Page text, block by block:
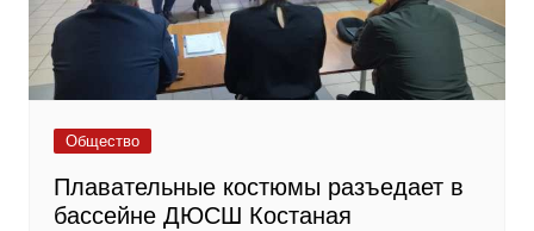
Общество
Плавательные костюмы разъедает в
бассейне ДЮСШ Костаная